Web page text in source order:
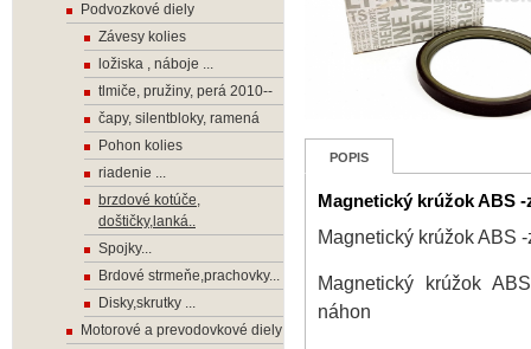
POPIS
Magnetický krúžok ABS
Magnetický krúžok ABS
Magnetický krúžok
náhon
Podvozkové diely
Závesy kolies
ložiska , náboje ...
tlmiče, pružiny, perá 2010--
čapy, silentbloky, ramená
Pohon kolies
riadenie ...
brzdové kotúče,
doštičky,lanká..
Spojky...
Brdové strmeňe,prachovky...
Disky,skrutky ...
Motorové a prevodovkové diely